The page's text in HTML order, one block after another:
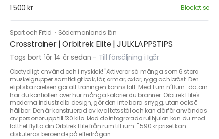
1 500 kr Blocket.se
Sport och Fritid · Södermanlands län
Crosstrainer | Orbitrek Elite | JULKLAPPSTIPS
Togs bort för 14 år sedan - Till försäljning i Igår
Obetydligt använd och i nyskick! "Aktiverar så många som 6 stora
muskelgrupper samtidigt bak, lår, armar, axlar, rygg och bröst. Den
eliptiska rörelsen gör att träningen känns lätt. Med Turn n´Burn-datorn
har du kontrollen över hur många kalorier du bränner. Orbitrek Elite's
moderna industriella design, gör den inte bara snygg, utan också
hållbar. Den är konstruerad av kvalitetsstål och kan därför användas
av personer upp till 130 kilo. Med de integrerade rullhjulen kan du med
lätthet flytta din Orbitrek Elite från rum till rum. " 590 kr priset kan
diskuteras beroende på efterfrågan.